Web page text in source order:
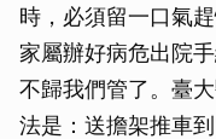
時，必須留一口氣
家屬辦好病危出院
不歸我們管了。臺
法是：送擔架推車